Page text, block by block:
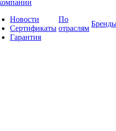
Новости
Сертификаты
Гарантия
По
отраслям